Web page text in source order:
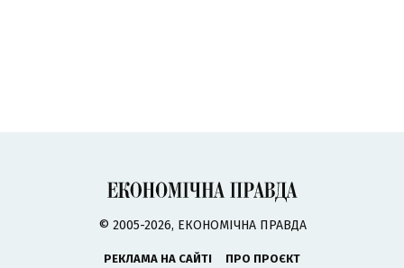
© 2005-2026, ЕКОНОМІЧНА ПРАВДА
РЕКЛАМА НА САЙТІ
ПРО ПРОЄКТ